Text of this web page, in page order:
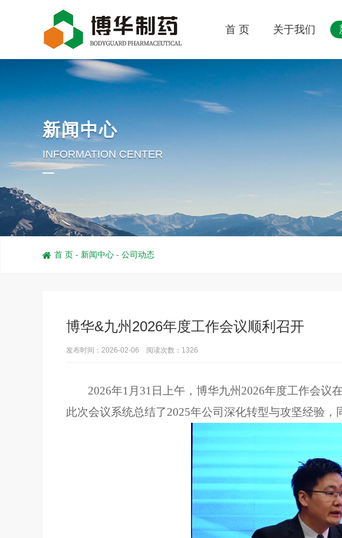
首 页 关于我们
新闻中心
INFORMATION CENTER
 首 页 - 新闻中心 - 公司动态
博华&九州2026年度工作会议顺利召开
发布时间：2026-02-06 阅读次数：1326
2026年1月31日上午，博华九州2026年度工作会议
此次会议系统总结了2025年公司深化转型与攻坚经验